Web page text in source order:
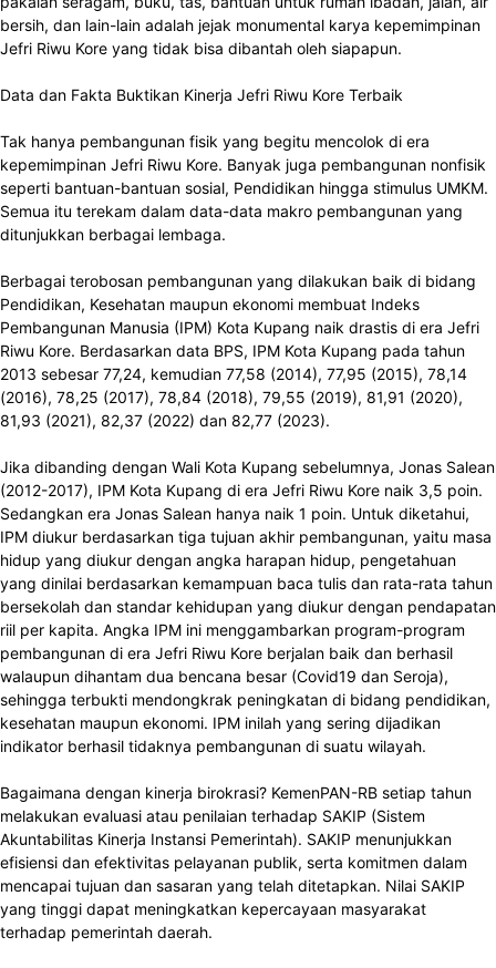
bersih, dan lain-lain adalah jejak monumental karya kepemimpinan
Jefri Riwu Kore yang tidak bisa dibantah oleh siapapun.
Data dan Fakta Buktikan Kinerja Jefri Riwu Kore Terbaik
Tak hanya pembangunan fisik yang begitu mencolok di era
kepemimpinan Jefri Riwu Kore. Banyak juga pembangunan nonfisik
seperti bantuan-bantuan sosial, Pendidikan hingga stimulus UMKM.
Semua itu terekam dalam data-data makro pembangunan yang
ditunjukkan berbagai lembaga.
Berbagai terobosan pembangunan yang dilakukan baik di bidang
Pendidikan, Kesehatan maupun ekonomi membuat Indeks
Pembangunan Manusia (IPM) Kota Kupang naik drastis di era Jefri
Riwu Kore. Berdasarkan data BPS, IPM Kota Kupang pada tahun
2013 sebesar 77,24, kemudian 77,58 (2014), 77,95 (2015), 78,14
(2016), 78,25 (2017), 78,84 (2018), 79,55 (2019), 81,91 (2020),
81,93 (2021), 82,37 (2022) dan 82,77 (2023).
Jika dibanding dengan Wali Kota Kupang sebelumnya, Jonas Salean
(2012-2017), IPM Kota Kupang di era Jefri Riwu Kore naik 3,5 poin.
Sedangkan era Jonas Salean hanya naik 1 poin. Untuk diketahui,
IPM diukur berdasarkan tiga tujuan akhir pembangunan, yaitu masa
hidup yang diukur dengan angka harapan hidup, pengetahuan
yang dinilai berdasarkan kemampuan baca tulis dan rata-rata tahun
bersekolah dan standar kehidupan yang diukur dengan pendapatan
riil per kapita. Angka IPM ini menggambarkan program-program
pembangunan di era Jefri Riwu Kore berjalan baik dan berhasil
walaupun dihantam dua bencana besar (Covid19 dan Seroja),
sehingga terbukti mendongkrak peningkatan di bidang pendidikan,
kesehatan maupun ekonomi. IPM inilah yang sering dijadikan
indikator berhasil tidaknya pembangunan di suatu wilayah.
Bagaimana dengan kinerja birokrasi? KemenPAN-RB setiap tahun
melakukan evaluasi atau penilaian terhadap SAKIP (Sistem
Akuntabilitas Kinerja Instansi Pemerintah). SAKIP menunjukkan
efisiensi dan efektivitas pelayanan publik, serta komitmen dalam
mencapai tujuan dan sasaran yang telah ditetapkan. Nilai SAKIP
yang tinggi dapat meningkatkan kepercayaan masyarakat
terhadap pemerintah daerah.